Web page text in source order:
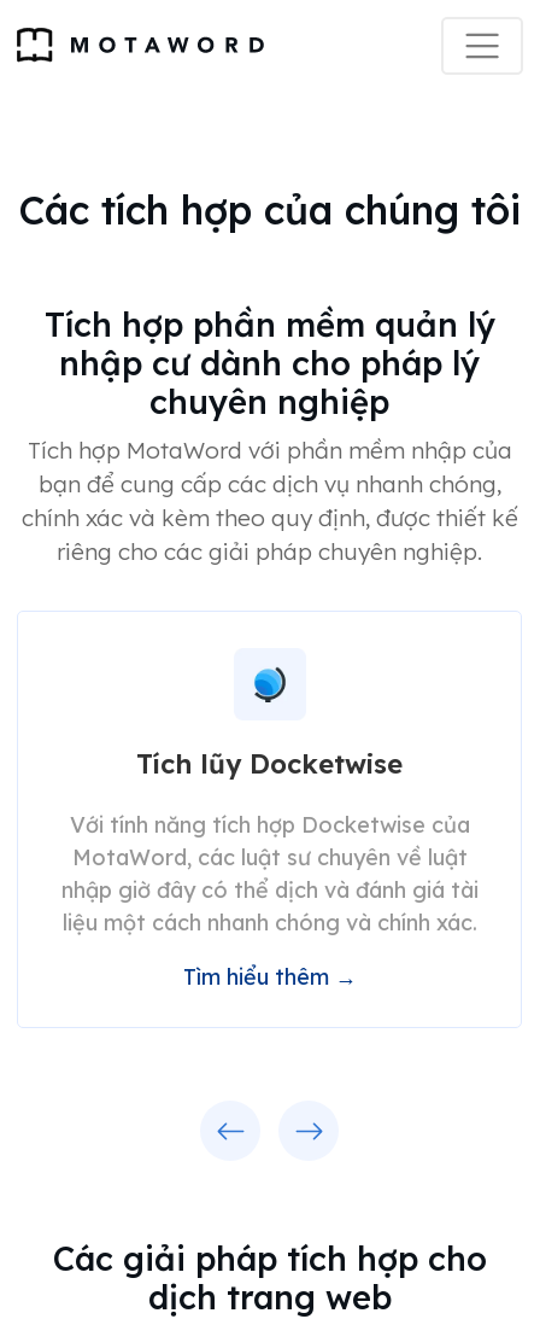
Các tích hợp của chúng tôi
Tích hợp phần mềm quản lý
nhập cư dành cho pháp lý
chuyên nghiệp
Tích hợp MotaWord với phần mềm nhập của
bạn để cung cấp các dịch vụ nhanh chóng,
chính xác và kèm theo quy định, được thiết kế
riêng cho các giải pháp chuyên nghiệp.
Tích lũy Docketwise
Với tính năng tích hợp Docketwise của
MotaWord, các luật sư chuyên về luật
nhập giờ đây có thể dịch và đánh giá tài
liệu một cách nhanh chóng và chính xác.
Tìm hiểu thêm →
Các giải pháp tích hợp cho
dịch trang web